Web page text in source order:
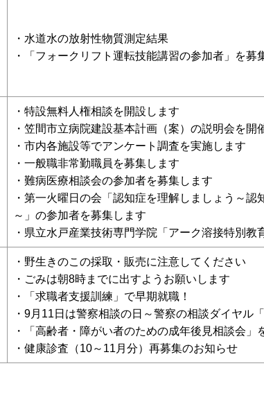
・水道水の放射性物質測定結果
・「フォークリフト運転技能講習の参加者」を募
・特設無料人権相談を開設します
・笠間市立病院建設基本計画（案）の説明会を開
・市内各施設等でアンケート調査を実施します
・一般職非常勤職員を募集します
・難病医療相談会の参加者を募集します
・第一火曜日の会「認知症を理解しましょう
～」の参加者を募集します
・県立水戸産業技術専門学院「アーク溶接特別教
・野生きのこの採取・販売に注意してください
・ごみは朝8時までに出すようお願いします
・「求職者支援訓練」で早期就職！
・9月11日は警察相談の日～警察の相談ダイヤル
・「高齢者・障がい者のための成年後見相談会」
・健康診査（10～11月分）再募集のお知らせ